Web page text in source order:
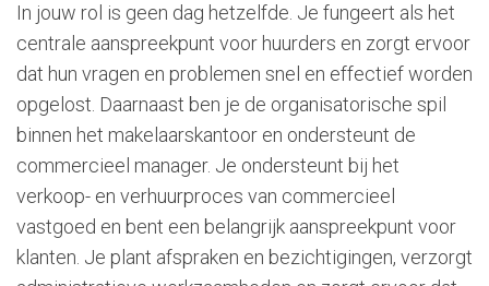
In jouw rol is geen dag hetzelfde. Je fungeert als het
centrale aanspreekpunt voor huurders en zorgt ervoor
dat hun vragen en problemen snel en effectief worden
opgelost. Daarnaast ben je de organisatorische spil
binnen het makelaarskantoor en ondersteunt de
commercieel manager. Je ondersteunt bij het
verkoop- en verhuurproces van commercieel
vastgoed en bent een belangrijk aanspreekpunt voor
klanten. Je plant afspraken en bezichtigingen, verzorgt